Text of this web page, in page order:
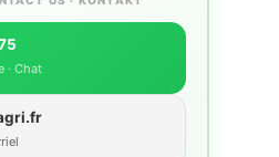
· Chat